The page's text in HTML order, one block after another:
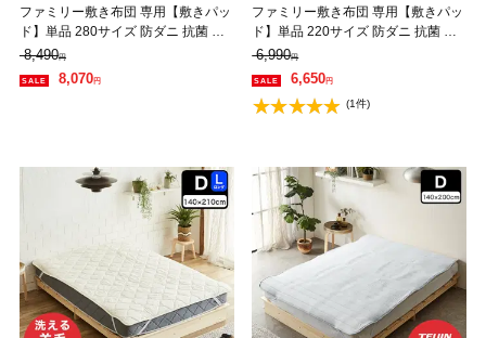
ファミリー敷き布団 専用【敷きパッ
ド】単品 280サイズ 防ダニ 抗菌 防
臭 洗い替え 買い替え 四隅ゴムバン
ド ワイドサイズ
8,490円
8,070円
ファミリー敷き布団 専用【敷きパッ
ド】単品 220サイズ 防ダニ 抗菌 防
臭 洗い替え 買い替え 四隅ゴムバン
ド ワイドサイズ
6,990円
6,650円
(1件)